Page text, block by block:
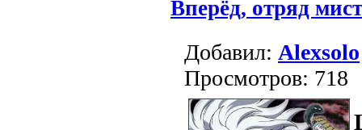
Вперёд, отряд
Добавил: Alexsolo
Просмотров: 718